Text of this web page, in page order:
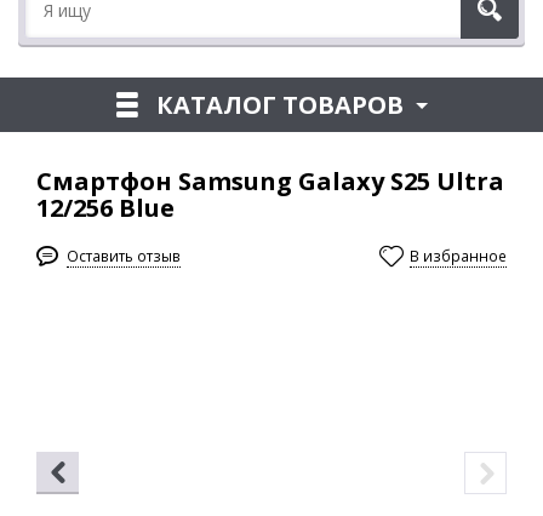
КАТАЛОГ ТОВАРОВ
Смартфон Samsung Galaxy S25 Ultra
12/256 Blue
Оставить отзыв В избранное